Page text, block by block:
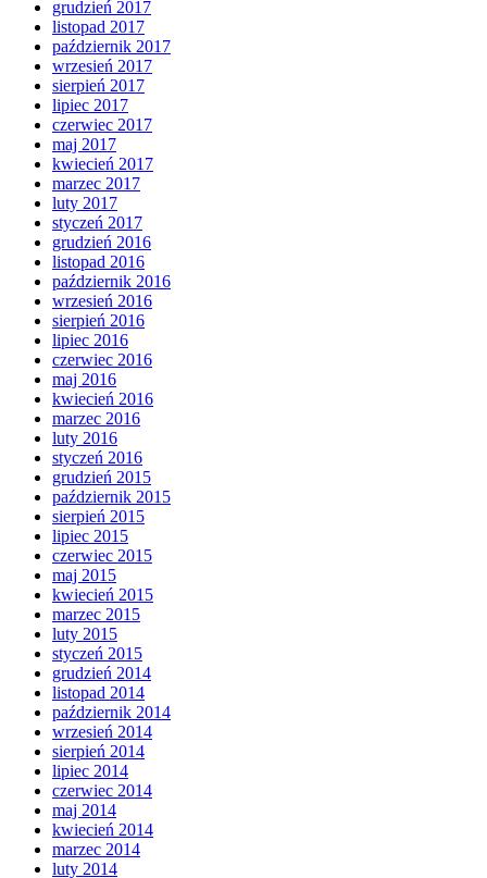
grudzień 2017
listopad 2017
październik 2017
wrzesień 2017
sierpień 2017
lipiec 2017
czerwiec 2017
maj 2017
kwiecień 2017
marzec 2017
luty 2017
styczeń 2017
grudzień 2016
listopad 2016
październik 2016
wrzesień 2016
sierpień 2016
lipiec 2016
czerwiec 2016
maj 2016
kwiecień 2016
marzec 2016
luty 2016
styczeń 2016
grudzień 2015
październik 2015
sierpień 2015
lipiec 2015
czerwiec 2015
maj 2015
kwiecień 2015
marzec 2015
luty 2015
styczeń 2015
grudzień 2014
listopad 2014
październik 2014
wrzesień 2014
sierpień 2014
lipiec 2014
czerwiec 2014
maj 2014
kwiecień 2014
marzec 2014
luty 2014